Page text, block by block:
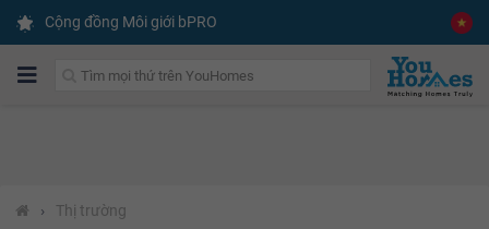
Cộng đồng Môi giới bPRO
› Thị trường